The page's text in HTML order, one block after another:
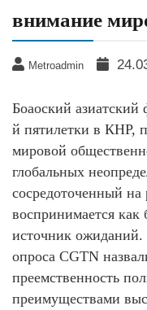
внимание
Metroadmin
Боаоский
й пятилетки в КНР,
мировой
глобальных
сосредоточенный
воспринимается
источник ожиданий.
опроса CGTN
преемственность
преимуществами